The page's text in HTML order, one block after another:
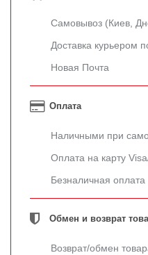
Самовывоз (Киев,
Доставка курьером
Новая Почта
Оплата
Наличными при
Оплата на карту
Безналичная
Обмен и возврат
Возврат/обмен